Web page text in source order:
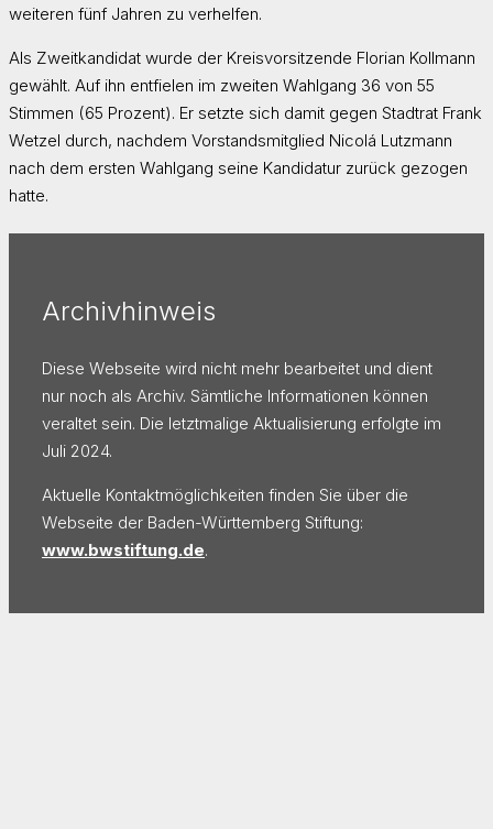
weiteren fünf Jahren zu verhelfen.
Als Zweitkandidat wurde der Kreisvorsitzende Florian Kollmann
gewählt. Auf ihn entfielen im zweiten Wahlgang 36 von 55
Stimmen (65 Prozent). Er setzte sich damit gegen Stadtrat Frank
Wetzel durch, nachdem Vorstandsmitglied Nicolá Lutzmann
nach dem ersten Wahlgang seine Kandidatur zurück gezogen
hatte.
Archivhinweis
Diese Webseite wird nicht mehr bearbeitet und dient
nur noch als Archiv. Sämtliche Informationen können
veraltet sein. Die letztmalige Aktualisierung erfolgte im
Juli 2024.
Aktuelle Kontaktmöglichkeiten finden Sie über die
Webseite der Baden-Württemberg Stiftung:
www.bwstiftung.de.